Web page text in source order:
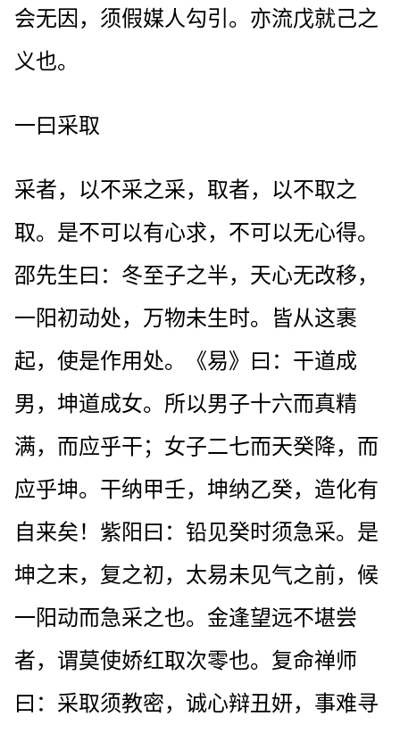
会无因，须假媒人勾引。亦流戊就己之
义也。
一曰采取
采者，以不采之采，取者，以不取之
取。是不可以有心求，不可以无心得。
邵先生曰：冬至子之半，天心无改移，
一阳初动处，万物未生时。皆从这裹
起，使是作用处。《易》曰：干道成
男，坤道成女。所以男子十六而真精
满，而应乎干；女子二七而天癸降，而
应乎坤。干纳甲壬，坤纳乙癸，造化有
自来矣！紫阳曰：铅见癸时须急采。是
坤之末，复之初，太易未见气之前，候
一阳动而急采之也。金逢望远不堪尝
者，谓莫使娇红取次零也。复命禅师
曰：采取须教密，诚心辩丑妍，事难寻